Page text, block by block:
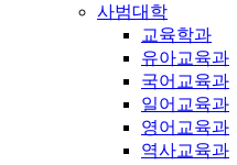
사범대학
교육학과
유아교육과
국어교육과
일어교육과
영어교육과
역사교육과